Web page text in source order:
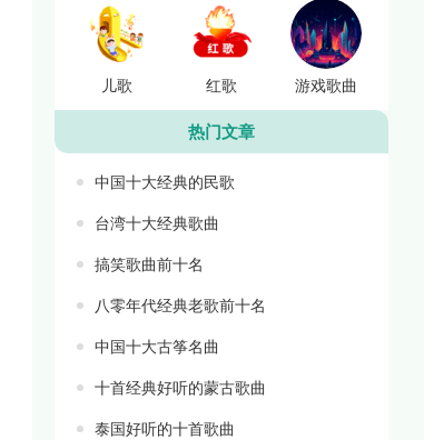
儿歌 红歌 游戏歌曲
热门文章
中国十大经典的民歌
台湾十大经典歌曲
搞笑歌曲前十名
八零年代经典老歌前十名
中国十大古筝名曲
十首经典好听的蒙古歌曲
泰国好听的十首歌曲